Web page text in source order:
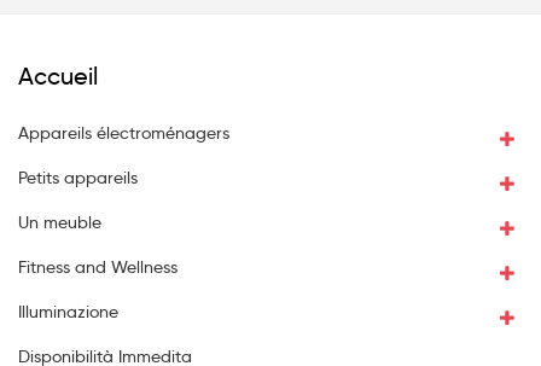
Accueil
Appareils électroménagers
Petits appareils
Un meuble
Fitness and Wellness
Illuminazione
Disponibilità Immedita